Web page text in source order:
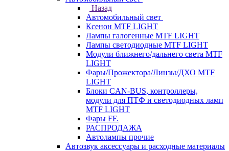
Назад
Автомобильный свет
Ксенон MTF LIGHT
Лампы галогенные MTF LIGHT
Лампы светодиодные MTF LIGHT
Модули ближнего/дальнего света MTF
LIGHT
Фары/Прожектора/Линзы/ДХО MTF
LIGHT
Блоки CAN-BUS, контроллеры,
модули для ПТФ и светодиодных ламп
MTF LIGHT
Фары FF.
РАСПРОДАЖА
Автолампы прочие
Автозвук аксессуары и расходные материалы